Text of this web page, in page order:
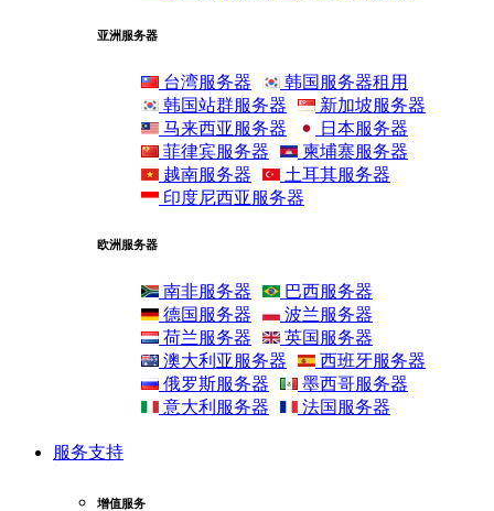
亚洲服务器
台湾服务器
韩国服务器租用
韩国站群服务器
新加坡服务器
马来西亚服务器
日本服务器
菲律宾服务器
柬埔寨服务器
越南服务器
土耳其服务器
印度尼西亚服务器
欧洲服务器
南非服务器
巴西服务器
德国服务器
波兰服务器
荷兰服务器
英国服务器
澳大利亚服务器
西班牙服务器
俄罗斯服务器
墨西哥服务器
意大利服务器
法国服务器
服务支持
增值服务